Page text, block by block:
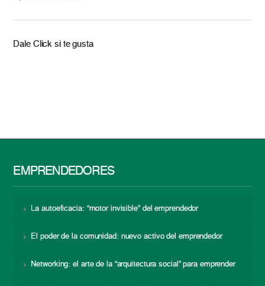
Dale Click si te gusta
EMPRENDEDORES
La autoeficacia: “motor invisible” del emprendedor
El poder de la comunidad: nuevo activo del emprendedor
Networking: el arte de la “arquitectura social” para emprender